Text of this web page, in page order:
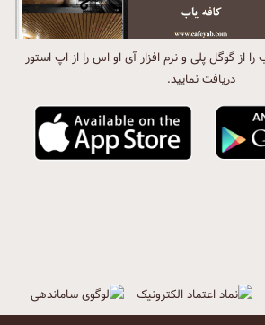
را از گوگل پلی و نرم افزار آی او اس را از اپ استور
دریافت نمایید.